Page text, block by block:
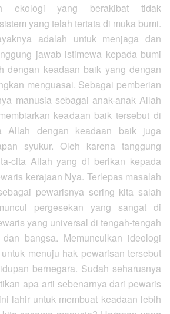
ekologi yang berakibat tidak
yang telah tertata di muka bumi.
adalah untuk menjaga dan
jawab istimewa kepada bumi
dengan keadaan baik yang dengan
menguasai. Sebagai pemberian
manusia sebagai anak-anak Allah
keadaan baik tersebut di
Allah dengan keadaan baik juga
syukur. Oleh karena tanggung
cita Allah yang di berikan kepada
kerajaan Nya. Terlepas masalah
pewarisnya sering kita salah
pergesekan yang sangat di
yang universal di tengah-tengah
bangsa. Memunculkan ideologi
menuju hak pewarisan tersebut
bernegara. Sudah seharusnya
apa arti sebenarnya dari pewaris
lahir untuk membuat keadaan lebih